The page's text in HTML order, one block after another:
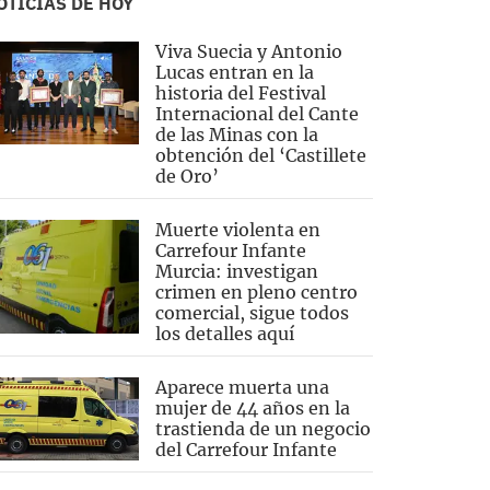
Viva Suecia y Antonio
Lucas entran en la
historia del Festival
Internacional del Cante
de las Minas con la
obtención del ‘Castillete
de Oro’
Muerte violenta en
Carrefour Infante
Murcia: investigan
crimen en pleno centro
comercial, sigue todos
los detalles aquí
Aparece muerta una
mujer de 44 años en la
trastienda de un negocio
del Carrefour Infante